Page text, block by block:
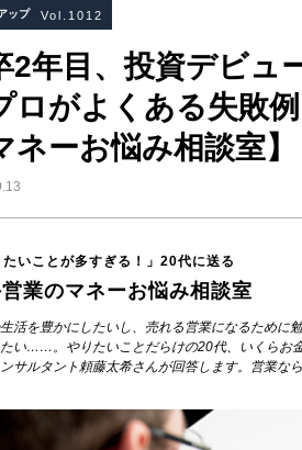
ップ Vol.1012
2年目、投資デビュ
ロがよくある失敗
ネーお悩み相談室】
たいことが多すぎる！」20代に送る
業のマネーお悩み相談室
活を豊かにしたいし、売れる営業になるために
い……。やりたいことだらけの20代、いくらお
サルタント頼藤太希さんが回答します。営業な